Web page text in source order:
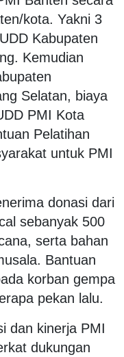
kota. Yakni 3
Kabupaten
Kemudian
Selatan, biaya
PMI Kota
Pelatihan
untuk PMI
donasi dari
sebanyak 500
serta bahan
Bantuan
korban gempa
pekan lalu.
dan kinerja PMI
dukungan